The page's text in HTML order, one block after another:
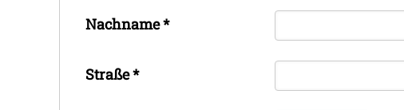
Nachname*
Straße*